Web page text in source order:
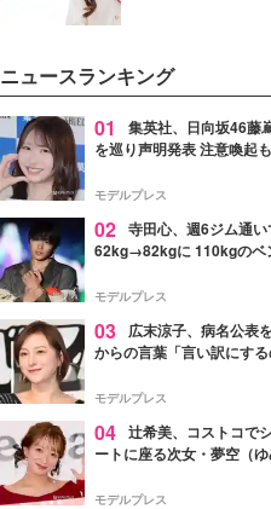
ニュースランキング
01
集英社、日向坂46藤
を巡り声明発表 注意喚起
モデルプレス
02 寺田心、週6ジム通
62kg→82kgに 110kgのベ
「かっこいい」と反響
モデルプレス
03
広末涼子、病名公表
からの言葉「言い訳にす
モデルプレス
04 辻希美、コストコで
ートに座る次女・夢空（
ぎ」「成長を感じる」の声
モデルプレス